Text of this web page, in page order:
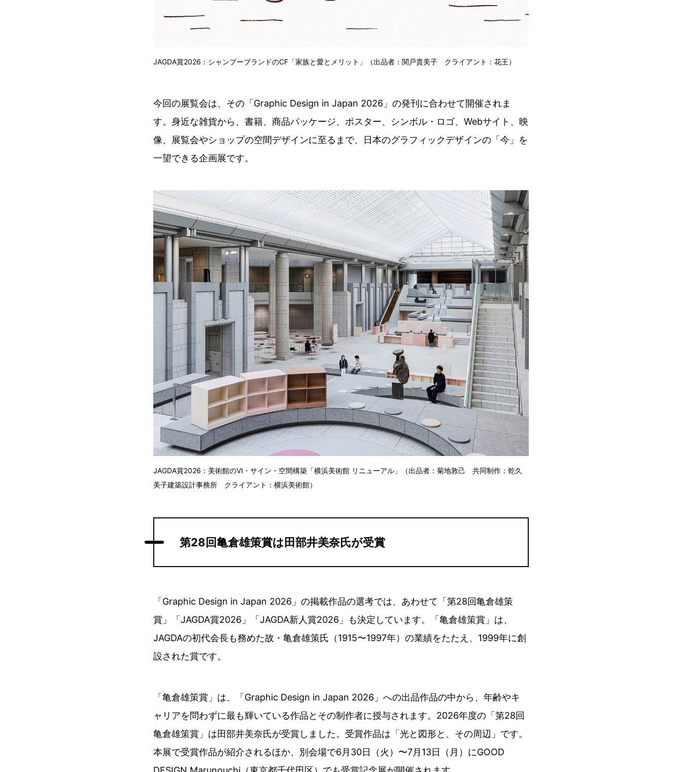
JAGDA賞2026：シャンプーブランドのCF「家族と愛とメリット」（出品者：関戸貴美子 クライアント：花王）
今回の展覧会は、その「Graphic Design in Japan 2026」の発刊に合わせて開催されま
す。身近な雑貨から、書籍、商品パッケージ、ポスター、シンボル・ロゴ、Webサイト、映
像、展覧会やショップの空間デザインに至るまで、日本のグラフィックデザインの「今」を
一望できる企画展です。
JAGDA賞2026：美術館のVI・サイン・空間構築「横浜美術館 リニューアル」（出品者：菊地敦己 共同制作：乾久
美子建築設計事務所 クライアント：横浜美術館）
第28回亀倉雄策賞は田部井美奈氏が受賞
「Graphic Design in Japan 2026」の掲載作品の選考では、あわせて「第28回亀倉雄策
賞」「JAGDA賞2026」「JAGDA新人賞2026」も決定しています。「亀倉雄策賞」は、
JAGDAの初代会長も務めた故・亀倉雄策氏（1915〜1997年）の業績をたたえ、1999年に創
設された賞です。
「亀倉雄策賞」は、「Graphic Design in Japan 2026」への出品作品の中から、年齢やキ
ャリアを問わずに最も輝いている作品とその制作者に授与されます。2026年度の「第28回
亀倉雄策賞」は田部井美奈氏が受賞しました。受賞作品は「光と図形と、その周辺」です。
本展で受賞作品が紹介されるほか、別会場で6月30日（火）〜7月13日（月）にGOOD